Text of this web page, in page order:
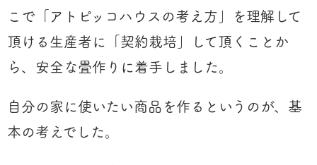
こで「アトピッコハウスの考え方」を理解して
頂ける生産者に「契約栽培」して頂くことか
ら、安全な畳作りに着手しました。
自分の家に使いたい商品を作るというのが、基
本の考えでした。